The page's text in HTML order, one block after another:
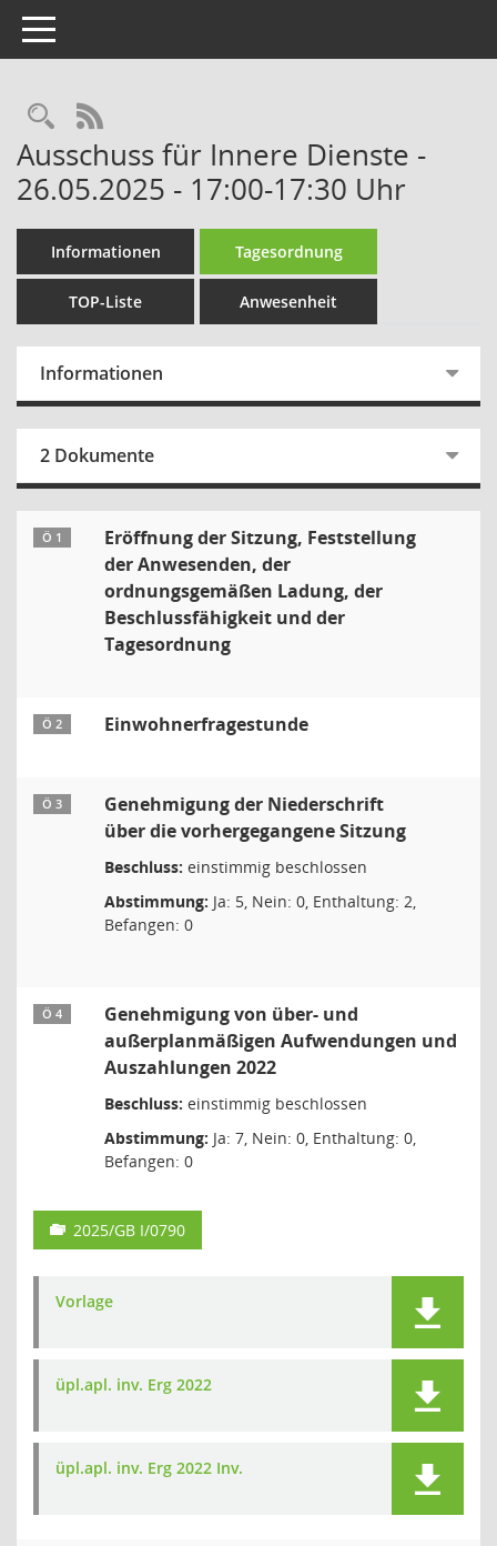
Toggle navigation
Rechercheauswahl
RSS-Feed
Ausschuss für Innere Dienste -
26.05.2025 - 17:00-17:30 Uhr
Informationen Tagesordnung
TOP-Liste Anwesenheit
Informationen
2 Dokumente
Ö 1
Eröffnung der Sitzung, Feststellung
der Anwesenden, der
ordnungsgemäßen Ladung, der
Beschlussfähigkeit und der
Tagesordnung
Ö 2 Einwohnerfragestunde
Ö 3
Genehmigung der Niederschrift
über die vorhergegangene Sitzung
Beschluss: einstimmig beschlossen
Abstimmung: Ja: 5, Nein: 0, Enthaltung: 2,
Befangen: 0
Ö 4
Genehmigung von über- und
außerplanmäßigen Aufwendungen und
Auszahlungen 2022
Beschluss: einstimmig beschlossen
Abstimmung: Ja: 7, Nein: 0, Enthaltung: 0,
Befangen: 0
2025/GB I/0790
Vorlage
üpl.apl. inv. Erg 2022
üpl.apl. inv. Erg 2022 Inv.